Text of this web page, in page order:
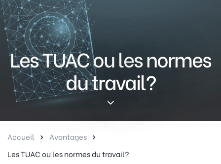
Les TUAC ou les normes
du travail?
Accueil
Avantages
Les TUAC ou les normes du travail?